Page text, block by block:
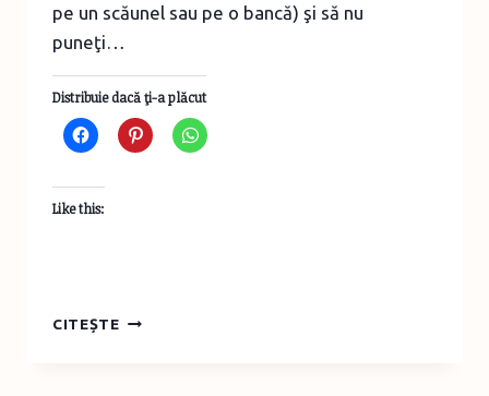
pe un scăunel sau pe o bancă) şi să nu
puneţi…
Distribuie dacă ţi-a plăcut
Like this:
CITEȘTESĂPTĂMÂNA